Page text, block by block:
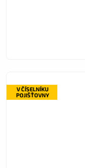
V ČÍSELNÍKU
POJIŠŤOVNY